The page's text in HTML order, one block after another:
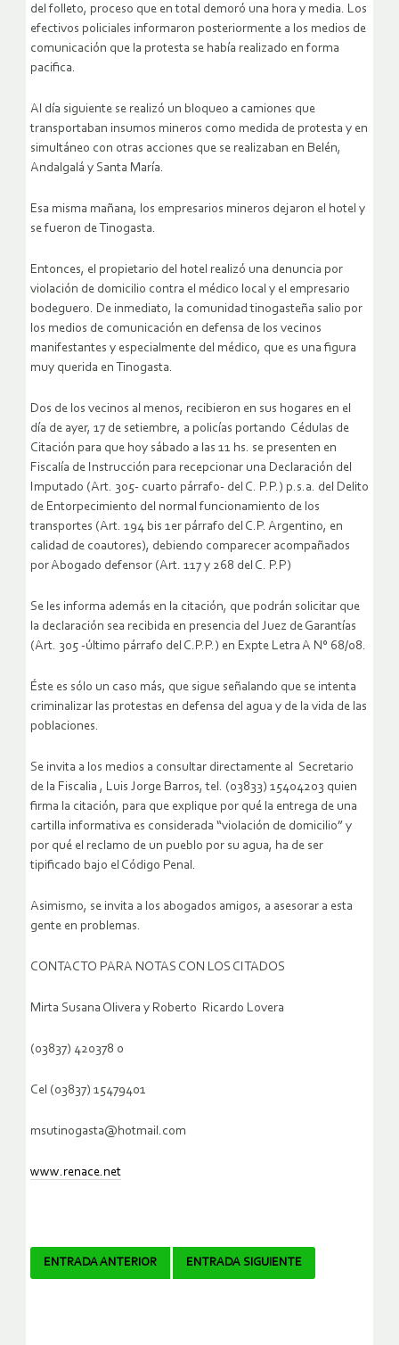
del folleto, proceso que en total demoró una hora y media. Los
efectivos policiales informaron posteriormente a los medios de
comunicación que la protesta se había realizado en forma
pacifica.
Al día siguiente se realizó un bloqueo a camiones que
transportaban insumos mineros como medida de protesta y en
simultáneo con otras acciones que se realizaban en Belén,
Andalgalá y Santa María.
Esa misma mañana, los empresarios mineros dejaron el hotel y
se fueron de Tinogasta.
Entonces, el propietario del hotel realizó una denuncia por
violación de domicilio contra el médico local y el empresario
bodeguero. De inmediato, la comunidad tinogasteña salio por
los medios de comunicación en defensa de los vecinos
manifestantes y especialmente del médico, que es una figura
muy querida en Tinogasta.
Dos de los vecinos al menos, recibieron en sus hogares en el
día de ayer, 17 de setiembre, a policías portando Cédulas de
Citación para que hoy sábado a las 11 hs. se presenten en
Fiscalía de Instrucción para recepcionar una Declaración del
Imputado (Art. 305- cuarto párrafo- del C. P.P.) p.s.a. del Delito
de Entorpecimiento del normal funcionamiento de los
transportes (Art. 194 bis 1er párrafo del C.P. Argentino, en
calidad de coautores), debiendo comparecer acompañados
por Abogado defensor (Art. 117 y 268 del C. P.P)
Se les informa además en la citación, que podrán solicitar que
la declaración sea recibida en presencia del Juez de Garantías
(Art. 305 -último párrafo del C.P.P.) en Expte Letra A N° 68/08.
Éste es sólo un caso más, que sigue señalando que se intenta
criminalizar las protestas en defensa del agua y de la vida de las
poblaciones.
Se invita a los medios a consultar directamente al Secretario
de la Fiscalia , Luis Jorge Barros, tel. (03833) 15404203 quien
firma la citación, para que explique por qué la entrega de una
cartilla informativa es considerada “violación de domicilio” y
por qué el reclamo de un pueblo por su agua, ha de ser
tipificado bajo el Código Penal.
Asimismo, se invita a los abogados amigos, a asesorar a esta
gente en problemas.
CONTACTO PARA NOTAS CON LOS CITADOS
Mirta Susana Olivera y Roberto Ricardo Lovera
(03837) 420378 0
Cel (03837) 15479401
msutinogasta@hotmail.com
www.renace.net
Navegador
ENTRADA ANTERIOR ENTRADA SIGUIENTE